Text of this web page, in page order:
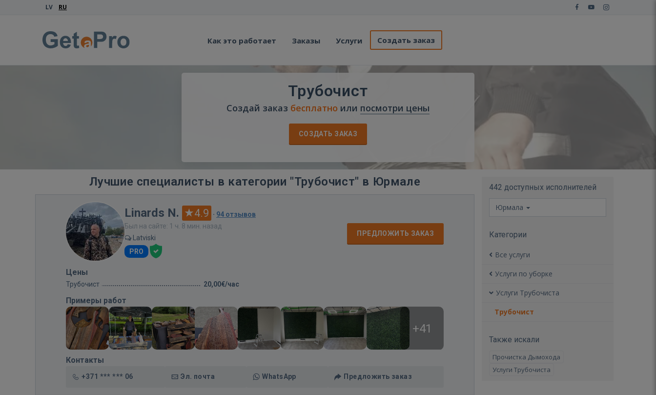
LV RU
Как это работает Заказы Услуги Создать заказ
Трубочист
Создай заказ бесплатно или посмотри цены
СОЗДАТЬ ЗАКАЗ
Лучшие специалисты в категории "Трубочист" в Юрмале
Linards N. 4.9 · 94 отзывов
Был на сайте: 1 ч. 8 мин. назад
Latviski
PRO
ПРЕДЛОЖИТЬ ЗАКАЗ
Цены
Трубочист 20,00€/час
Примеры работ
+41
Контакты
+371 *** *** 06 Эл. почта WhatsApp Предложить заказ
442 доступных исполнителей
Юрмала
Категории
Все услуги
Услуги по уборке
Услуги Трубочиста
Трубочист
Также искали
Прочистка Дымохода
Услуги Трубочиста